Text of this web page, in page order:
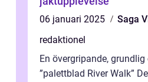
06 januari 2025
Saga
redaktionel
En övergripande,
”palettblad River Walk”